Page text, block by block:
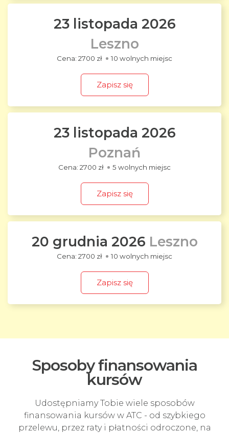
23 listopada 2026
Leszno
2700 zł 10 wolnych miejsc
Zapisz się
23 listopada 2026
Poznań
2700 zł 5 wolnych miejsc
Zapisz się
20 grudnia 2026 Leszno
2700 zł 10 wolnych miejsc
Zapisz się
Sposoby finansowania
kursów
Udostępniamy Tobie wiele sposobów
finansowania kursów w ATC - od szybkiego
przelewu, przez raty i płatności odroczone, na